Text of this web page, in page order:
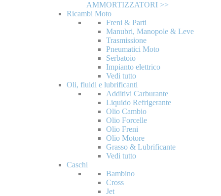
AMMORTIZZATORI >>
Ricambi Moto
Freni & Parti
Manubri, Manopole & Leve
Trasmissione
Pneumatici Moto
Serbatoio
Impianto elettrico
Vedi tutto
Oli, fluidi e lubrificanti
Additivi Carburante
Liquido Refrigerante
Olio Cambio
Olio Forcelle
Olio Freni
Olio Motore
Grasso & Lubrificante
Vedi tutto
Caschi
Bambino
Cross
Jet